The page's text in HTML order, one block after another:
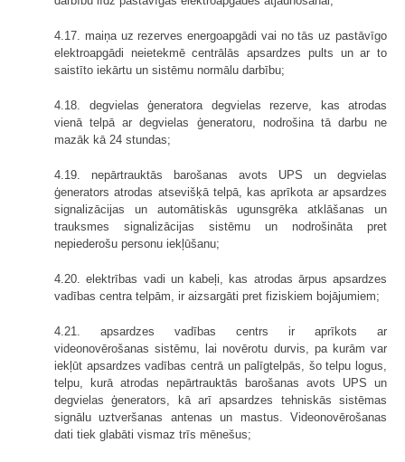
4.17. maiņa uz rezerves energoapgādi vai no tās uz pastāvīgo
elektroapgādi neietekmē centrālās apsardzes pults un ar to
saistīto iekārtu un sistēmu normālu darbību;
4.18. degvielas ģeneratora degvielas rezerve, kas atrodas
vienā telpā ar degvielas ģeneratoru, nodrošina tā darbu ne
mazāk kā 24 stundas;
4.19. nepārtrauktās barošanas avots UPS un degvielas
ģenerators atrodas atsevišķā telpā, kas aprīkota ar apsardzes
signalizācijas un automātiskās ugunsgrēka atklāšanas un
trauksmes signalizācijas sistēmu un nodrošināta pret
nepiederošu personu iekļūšanu;
4.20. elektrības vadi un kabeļi, kas atrodas ārpus apsardzes
vadības centra telpām, ir aizsargāti pret fiziskiem bojājumiem;
4.21. apsardzes vadības centrs ir aprīkots ar
videonovērošanas sistēmu, lai novērotu durvis, pa kurām var
iekļūt apsardzes vadības centrā un palīgtelpās, šo telpu logus,
telpu, kurā atrodas nepārtrauktās barošanas avots UPS un
degvielas ģenerators, kā arī apsardzes tehniskās sistēmas
signālu uztveršanas antenas un mastus. Videonovērošanas
dati tiek glabāti vismaz trīs mēnešus;